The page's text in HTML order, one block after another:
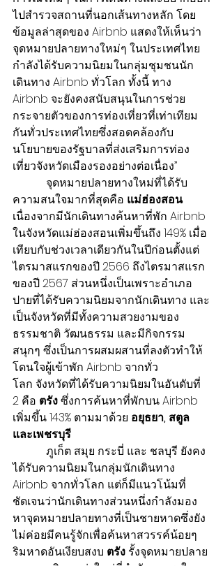
ไปสำรวจสถานที่นอกเส้นทางหลัก โดย
ข้อมูลล่าสุดของ Airbnb แสดงให้เห็นว่า
จุดหมายปลายทางใหม่ๆ ในประเทศไทย
กำลังได้รับความนิยมในกลุ่มชุมชนนัก
เดินทาง Airbnb ทั่วโลก ทั้งนี้ ทาง
Airbnb จะยังคงสนับสนุนในการช่วย
กระจายตัวของการท่องเที่ยวที่เท่าเทียม
กันทั่วประเทศไทยซึ่งสอดคล้องกับ
นโยบายของรัฐบาลที่ส่งเสริมการท่อง
เที่ยวจังหวัดเมืองรองอย่างต่อเนื่อง”
จุดหมายปลายทางใหม่ที่ได้รับ
ความสนใจมากที่สุดคือ แม่ฮ่องสอน
เนื่องจากมีนักเดินทางค้นหาที่พัก Airbnb
ในจังหวัดแม่ฮ่องสอนเพิ่มขึ้นถึง 149% เมื่อ
เทียบกับช่วงเวลาเดียวกันในปีก่อนตั้งแต่
ไตรมาสแรกของปี 2566 ถึงไตรมาสแรก
ของปี 2567 ส่วนหนึ่งเป็นเพราะอำเภอ
ปายที่ได้รับความนิยมจากนักเดินทาง และ
เป็นจังหวัดที่มีทั้งความสวยงามของ
ธรรมชาติ วัฒนธรรม และมีกิจกรรม
สนุกๆ ซึ่งเป็นการผสมผสานที่ลงตัวทำให้
โดนใจผู้เข้าพัก Airbnb จากทั่ว
โลก จังหวัดที่ได้รับความนิยมในอันดับที่
2 คือ ตรัง ซึ่งการค้นหาที่พักบน Airbnb
เพิ่มขึ้น 143% ตามมาด้วย อยุธยา, สตูล
และเพชรบุรี
ภูเก็ต สมุย กระบี่ และ ชลบุรี ยังคง
ได้รับความนิยมในกลุ่มนักเดินทาง
Airbnb จากทั่วโลก แต่ก็มีแนวโน้มที่
ชัดเจนว่านักเดินทางส่วนหนึ่งกำลังมอง
หาจุดหมายปลายทางที่เป็นชายหาดซึ่งยัง
ไม่ค่อยมีคนรู้จักเพื่อค้นหาสวรรค์น้อยๆ
ริมหาดอันเงียบสงบ ตรัง รั้งจุดหมายปลาย